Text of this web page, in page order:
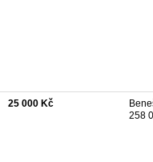
25 000 Kč
258